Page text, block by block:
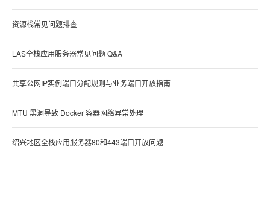
资源栈常见问题排查
LAS全栈应用服务器常见问题 Q&A
共享公网IP实例端口分配规则与业务端口开放指南
MTU 黑洞导致 Docker 容器网络异常处理
绍兴地区全栈应用服务器80和443端口开放问题